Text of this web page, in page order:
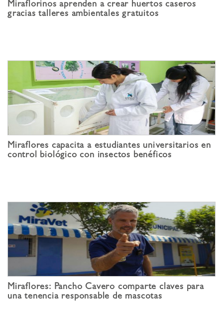
Miraflorinos aprenden a crear huertos caseros
gracias talleres ambientales gratuitos
Miraflores capacita a estudiantes universitarios en
control biológico con insectos benéficos
Miraflores: Pancho Cavero comparte claves para
una tenencia responsable de mascotas